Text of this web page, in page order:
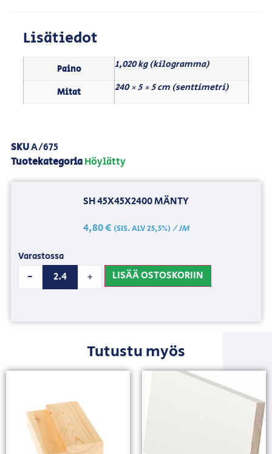
Lisätiedot
Paino 1,020 kg (kilogramma)
Mitat 240 × 5 × 5 cm (senttimetri)
SKUA/675
TuotekategoriaHöylätty
SH 45X45X2400 MÄNTY
4,80€ (SIS. ALV 25,5%)/ JM
Varastossa
- + LISÄÄ OSTOSKORIIN
Tutustu myös